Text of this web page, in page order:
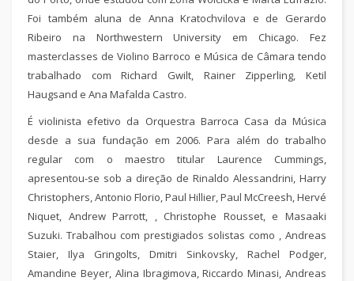
Foi também aluna de Anna Kratochvilova e de Gerardo
Ribeiro na Northwestern University em Chicago. Fez
masterclasses de Violino Barroco e Música de Câmara tendo
trabalhado com Richard Gwilt, Rainer Zipperling, Ketil
Haugsand e Ana Mafalda Castro.
É violinista efetivo da Orquestra Barroca Casa da Música
desde a sua fundação em 2006. Para além do trabalho
regular com o maestro titular Laurence Cummings,
apresentou-se sob a direção de Rinaldo Alessandrini, Harry
Christophers, Antonio Florio, Paul Hillier, Paul McCreesh, Hervé
Niquet, Andrew Parrott, , Christophe Rousset, e Masaaki
Suzuki. Trabalhou com prestigiados solistas como , Andreas
Staier, Ilya Gringolts, Dmitri Sinkovsky, Rachel Podger,
Amandine Beyer, Alina Ibragimova, Riccardo Minasi, Andreas